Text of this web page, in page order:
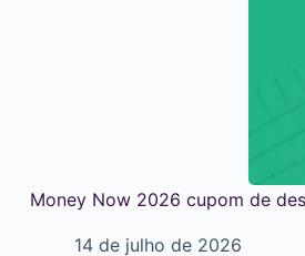
Money Now 2026 cupom de
14 de julho de 2026